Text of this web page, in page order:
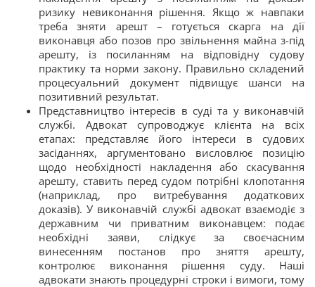
ризику невиконання рішення. Якщо ж навпаки
треба зняти арешт – готується скарга на дії
виконавця або позов про звільнення майна з-під
арешту, із посиланням на відповідну судову
практику та норми закону. Правильно складений
процесуальний документ підвищує шанси на
позитивний результат.
Представництво інтересів в суді та у виконавчій
службі. Адвокат супроводжує клієнта на всіх
етапах: представляє його інтереси в судових
засіданнях, аргументовано висловлює позицію
щодо необхідності накладення або скасування
арешту, ставить перед судом потрібні клопотання
(наприклад, про витребування додаткових
доказів). У виконавчій службі адвокат взаємодіє з
державним чи приватним виконавцем: подає
необхідні заяви, слідкує за своєчасним
винесенням постанов про зняття арешту,
контролює виконання рішення суду. Наші
адвокати знають процедурні строки і вимоги, тому